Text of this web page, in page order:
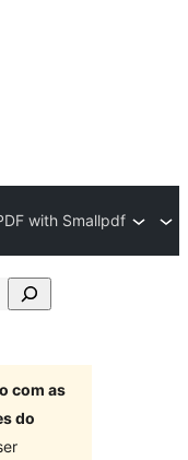
with Smallpdf
com as
do